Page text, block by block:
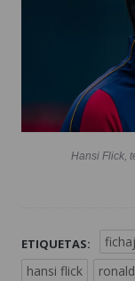
Hansi Flick,
ETIQUETAS:
hansi flick